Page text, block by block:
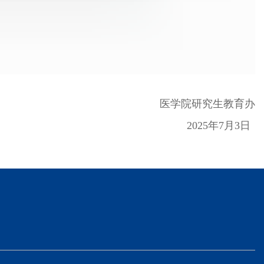
医学院研究生教育办
2025年7月3日